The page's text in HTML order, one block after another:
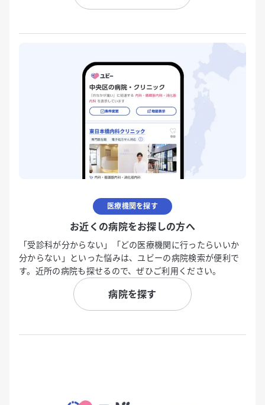
医療機関を探す
お近くの病院をお探しの方へ
「受診科が分からない」「どの医療機関に行ったらいいか
分からない」といった悩みは、ユビーの病院検索が便利で
す。近所の病院も探せるので、ぜひご利用ください。
病院を探す